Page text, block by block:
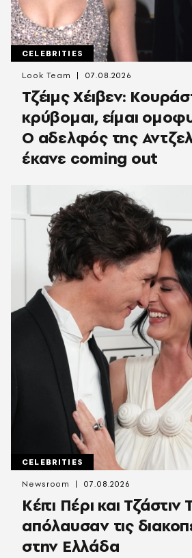
CELEBRITIES
Τζέιμς Χέιβεν:
κρύβομαι, είμαι
Ο αδελφός της
έκανε coming out
Look Team 07.08.2026
CELEBRITIES
Κέιτι Πέρι και Τζάστιν
απόλαυσαν τις
στην Ελλάδα
Newsroom 07.08.2026